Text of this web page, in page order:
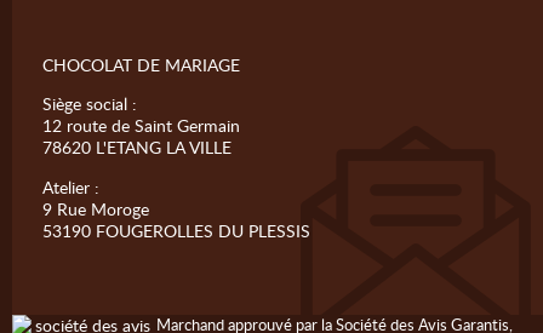
CHOCOLAT DE MARIAGE
Siège social :
12 route de Saint Germain
78620 L'ETANG LA VILLE
Atelier :
9 Rue Moroge
53190 FOUGEROLLES DU PLESSIS
Marchand approuvé par la Société des Avis Garantis,